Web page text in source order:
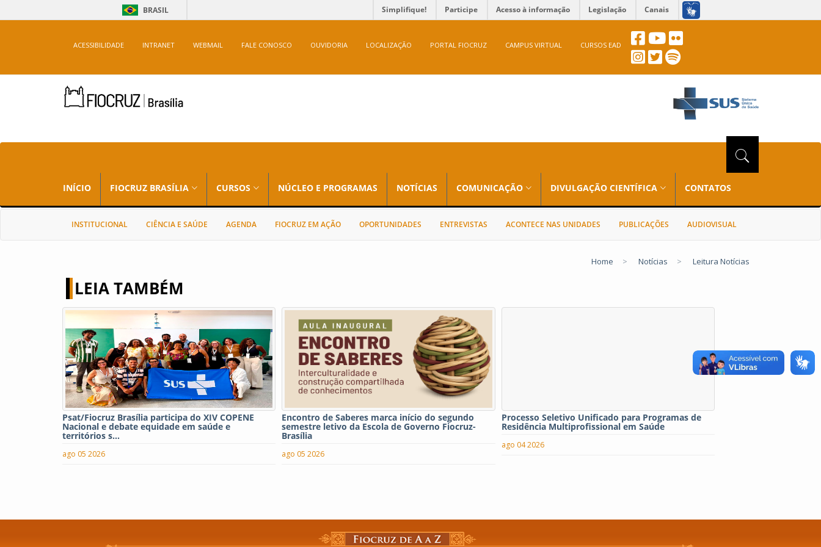
BRASIL Simplifique! Participe Acesso à informação Legislação Canais
ACESSIBILIDADE INTRANET WEBMAIL FALE CONOSCO OUVIDORIA LOCALIZAÇÃO PORTAL FIOCRUZ CAMPUS VIRTUAL CURSOS EAD
INÍCIO FIOCRUZ BRASÍLIA CURSOS NÚCLEO E PROGRAMAS NOTÍCIAS COMUNICAÇÃO DIVULGAÇÃO CIENTÍFICA CONTATOS
INSTITUCIONAL CIÊNCIA E SAÚDE AGENDA FIOCRUZ EM AÇÃO OPORTUNIDADES ENTREVISTAS ACONTECE NAS UNIDADES PUBLICAÇÕES AUDIOVISUAL
Home > Notícias > Leitura Notícias
LEIA TAMBÉM
Psat/Fiocruz Brasília participa do XIV COPENE
Nacional e debate equidade em saúde e
territórios s...
ago 05 2026
Encontro de Saberes marca início do segundo
semestre letivo da Escola de Governo Fiocruz-
Brasília
ago 05 2026
Processo Seletivo Unificado para Programas de
Residência Multiprofissional em Saúde
ago 04 2026